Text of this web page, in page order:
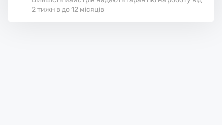
2 тижнів до 12 місяців